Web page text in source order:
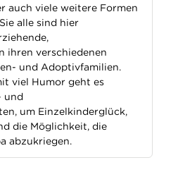
auch viele weitere Formen
alle sind hier
ihren verschiedenen
und Adoptivfamilien.
viel Humor geht es
und
um Einzelkinderglück,
die Möglichkeit, die
abzukriegen.